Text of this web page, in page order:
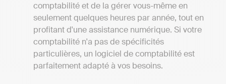
comptabilité et de la gérer vous-même en
seulement quelques heures par année, tout en
profitant d'une assistance numérique. Si votre
comptabilité n'a pas de spécificités
particulières, un logiciel de comptabilité est
parfaitement adapté à vos besoins.